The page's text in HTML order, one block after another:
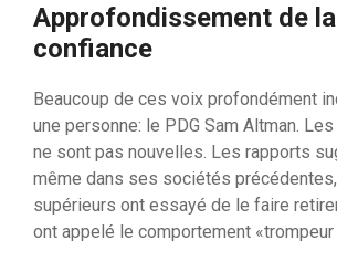
Approfondissement de
confiance
Beaucoup de ces voix profondément
une personne: le PDG Sam Altman.
ne sont pas nouvelles. Les rapports
même dans ses sociétés
supérieurs ont essayé de le faire
ont appelé le comportement «trompeur